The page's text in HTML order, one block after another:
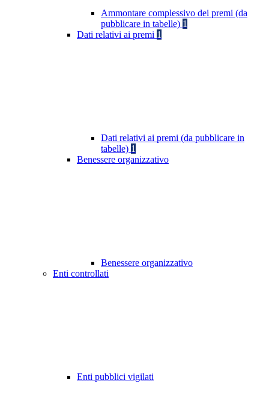
Ammontare complessivo dei premi (da
pubblicare in tabelle) 1
Dati relativi ai premi 1
Dati relativi ai premi (da pubblicare in
tabelle) 1
Benessere organizzativo
Benessere organizzativo
Enti controllati
Enti pubblici vigilati